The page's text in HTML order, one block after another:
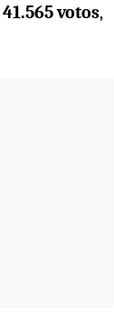
41.565 votos,